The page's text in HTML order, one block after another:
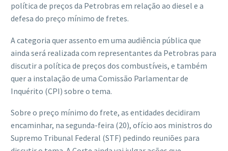
política de preços da Petrobras em relação ao diesel e a
defesa do preço mínimo de fretes.
A categoria quer assento em uma audiência pública que
ainda será realizada com representantes da Petrobras para
discutir a política de preços dos combustíveis, e também
quer a instalação de uma Comissão Parlamentar de
Inquérito (CPI) sobre o tema.
Sobre o preço mínimo do frete, as entidades decidiram
encaminhar, na segunda-feira (20), ofício aos ministros do
Supremo Tribunal Federal (STF) pedindo reuniões para